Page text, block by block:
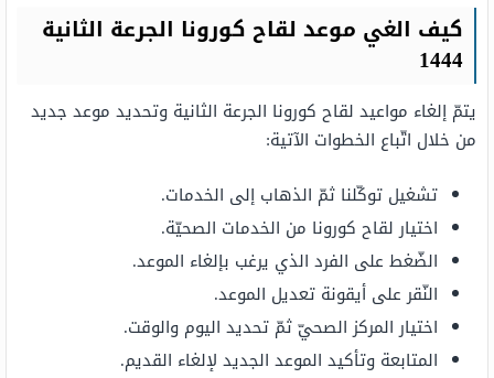
كيف الغي موعد لقاح كورونا الجرعة الثانية
1444
يتمّ إلغاء مواعيد لقاح كورونا الجرعة الثانية وتحديد موعد جديد
من خلال اتّباع الخطوات الآتية:
تشغيل توكّلنا ثمّ الذهاب إلى الخدمات.
اختيار لقاح كورونا من الخدمات الصحيّة.
الضّغط على الفرد الذي يرغب بإلغاء الموعد.
النّقر على أيقونة تعديل الموعد.
اختيار المركز الصحيّ ثمّ تحديد اليوم والوقت.
المتابعة وتأكيد الموعد الجديد لإلغاء القديم.